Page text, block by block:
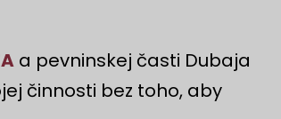
a pevninskej časti Dubaja
činnosti bez toho, aby